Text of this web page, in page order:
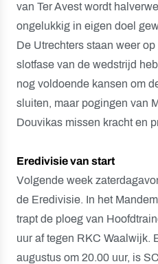
van Ter Avest wordt
ongelukkig in eigen doel
De Utrechters staan weer
slotfase van de wedstrijd
nog voldoende kansen om
sluiten, maar pogingen van
Douvikas missen kracht en
Eredivisie van start
Volgende week
de Eredivisie. In het
trapt de ploeg van
uur af tegen RKC Waalwijk.
augustus om 20.00 uur, is